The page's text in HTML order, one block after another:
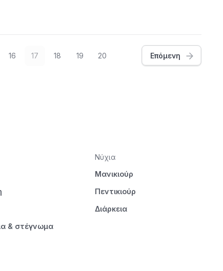
16 17 18 19 20 Επόμενη
& στέγνωμα
Νύχια
Μανικιούρ
Πεντικιούρ
Διάρκεια